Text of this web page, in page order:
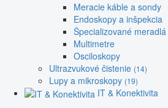
Meracie káble a sondy
Endoskopy a inšpekcia
Špecializované meradlá
Multimetre
Osciloskopy
Ultrazvukové čistenie (14)
Lupy a mikroskopy (19)
IT & Konektivita